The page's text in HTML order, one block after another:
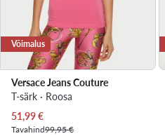
Võimalus
Versace Jeans Couture
T-särk · Roosa
Praegune hind
51,99€
Tavahind99,95 €